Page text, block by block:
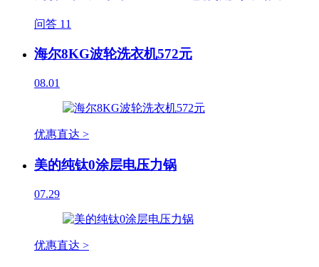
问答 11
海尔8KG波轮洗衣机572元
08.01
优惠直达 >
美的纯钛0涂层电压力锅
07.29
优惠直达 >